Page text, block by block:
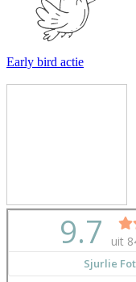
Early bird actie